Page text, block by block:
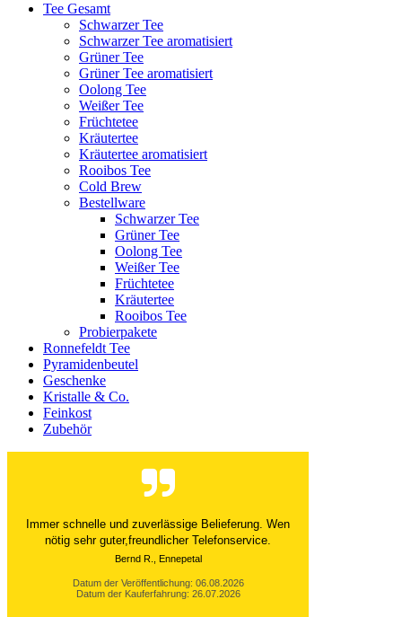
Tee Gesamt
Schwarzer Tee
Schwarzer Tee aromatisiert
Grüner Tee
Grüner Tee aromatisiert
Oolong Tee
Weißer Tee
Früchtetee
Kräutertee
Kräutertee aromatisiert
Rooibos Tee
Cold Brew
Bestellware
Schwarzer Tee
Grüner Tee
Oolong Tee
Weißer Tee
Früchtetee
Kräutertee
Rooibos Tee
Probierpakete
Ronnefeldt Tee
Pyramidenbeutel
Geschenke
Kristalle & Co.
Feinkost
Zubehör
Immer schnelle und zuverlässige Belieferung. Wen
nötig sehr guter,freundlicher Telefonservice.
Bernd R., Ennepetal
Datum der Veröffentlichung: 06.08.2026
Datum der Kauferfahrung: 26.07.2026